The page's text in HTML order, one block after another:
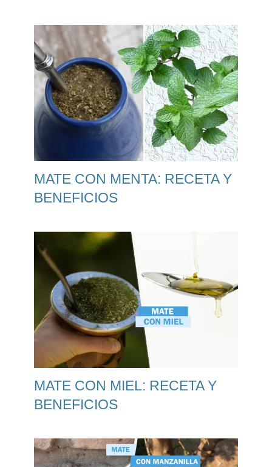
MATE CON MENTA: RECETA Y
BENEFICIOS
MATE CON MIEL: RECETA Y
BENEFICIOS